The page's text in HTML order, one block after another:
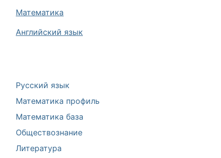
Русский язык
Математика профиль
Математика база
Обществознание
Литература
Математика
Английский язык